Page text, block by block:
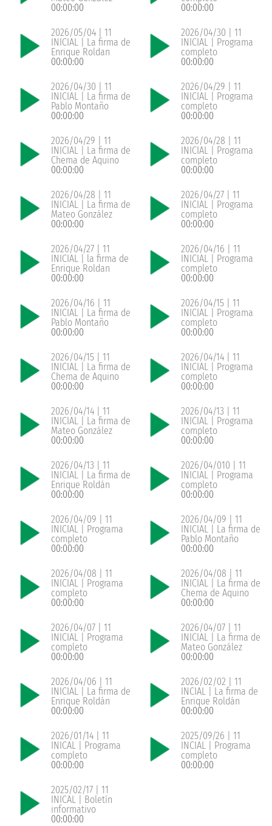
00:00:00
00:00:00
2026/05/04 | 11
INICIAL | La firma de
Enrique Roldan
00:00:00
2026/04/30 | 11
INICIAL | Programa
completo
00:00:00
2026/04/30 | 11
INICIAL | La firma de
Pablo Montaño
00:00:00
2026/04/29 | 11
INICIAL | Programa
completo
00:00:00
2026/04/29 | 11
INICIAL | La firma de
Chema de Aquino
00:00:00
2026/04/28 | 11
INICIAL | Programa
completo
00:00:00
2026/04/28 | 11
INICIAL | La firma de
Mateo González
00:00:00
2026/04/27 | 11
INICIAL | Programa
completo
00:00:00
2026/04/27 | 11
INICIAL | la firma de
Enrique Roldan
00:00:00
2026/04/16 | 11
INICIAL | Programa
completo
00:00:00
2026/04/16 | 11
INICIAL | La firma de
Pablo Montaño
00:00:00
2026/04/15 | 11
INICIAL | Programa
completo
00:00:00
2026/04/15 | 11
INICIAL | La firma de
Chema de Aquino
00:00:00
2026/04/14 | 11
INICIAL | Programa
completo
00:00:00
2026/04/14 | 11
INICIAL | La firma de
Mateo González
00:00:00
2026/04/13 | 11
INICIAL | Programa
completo
00:00:00
2026/04/13 | 11
INICIAL | La firma de
Enrique Roldán
00:00:00
2026/04/010 | 11
INICIAL | Programa
completo
00:00:00
2026/04/09 | 11
INICIAL | Programa
completo
00:00:00
2026/04/09 | 11
INICIAL | La firma de
Pablo Montaño
00:00:00
2026/04/08 | 11
INICIAL | Programa
completo
00:00:00
2026/04/08 | 11
INICIAL | La firma de
Chema de Aquino
00:00:00
2026/04/07 | 11
INICIAL | Programa
completo
00:00:00
2026/04/07 | 11
INICIAL | La firma de
Mateo González
00:00:00
2026/04/06 | 11
INICIAL | La firma de
Enrique Roldán
00:00:00
2026/02/02 | 11
INCIAL | La firma de
Enrique Roldán
00:00:00
2026/01/14 | 11
INICAL | Programa
completo
00:00:00
2025/09/26 | 11
INCIAL | Programa
completo
00:00:00
2025/02/17 | 11
INICAL | Boletín
informativo
00:00:00